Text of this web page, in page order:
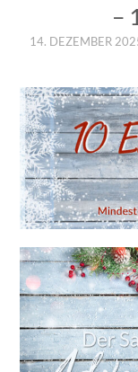
–
14. DEZEMBER